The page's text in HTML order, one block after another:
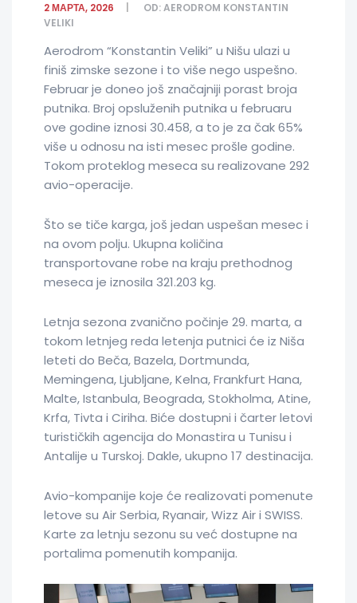
2 МАРТА, 2026 OD:AERODROM KONSTANTIN
VELIKI
Aerodrom “Konstantin Veliki” u Nišu ulazi u
finiš zimske sezone i to više nego uspešno.
Februar je doneo još značajniji porast broja
putnika. Broj opsluženih putnika u februaru
ove godine iznosi 30.458, a to je za čak 65%
više u odnosu na isti mesec prošle godine.
Tokom proteklog meseca su realizovane 292
avio-operacije.
Što se tiče karga, još jedan uspešan mesec i
na ovom polju. Ukupna količina
transportovane robe na kraju prethodnog
meseca je iznosila 321.203 kg.
Letnja sezona zvanično počinje 29. marta, a
tokom letnjeg reda letenja putnici će iz Niša
leteti do Beča, Bazela, Dortmunda,
Memingena, Ljubljane, Kelna, Frankfurt Hana,
Malte, Istanbula, Beograda, Stokholma, Atine,
Krfa, Tivta i Ciriha. Biće dostupni i čarter letovi
turističkih agencija do Monastira u Tunisu i
Antalije u Turskoj. Dakle, ukupno 17 destinacija.
Avio-kompanije koje će realizovati pomenute
letove su Air Serbia, Ryanair, Wizz Air i SWISS.
Karte za letnju sezonu su već dostupne na
portalima pomenutih kompanija.